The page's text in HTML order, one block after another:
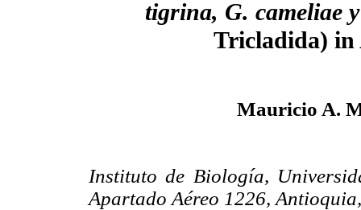
tigrina, G. cameliae
Tricladida) in
Mauricio A.
Instituto de Biología,
Apartado Aéreo 1226,